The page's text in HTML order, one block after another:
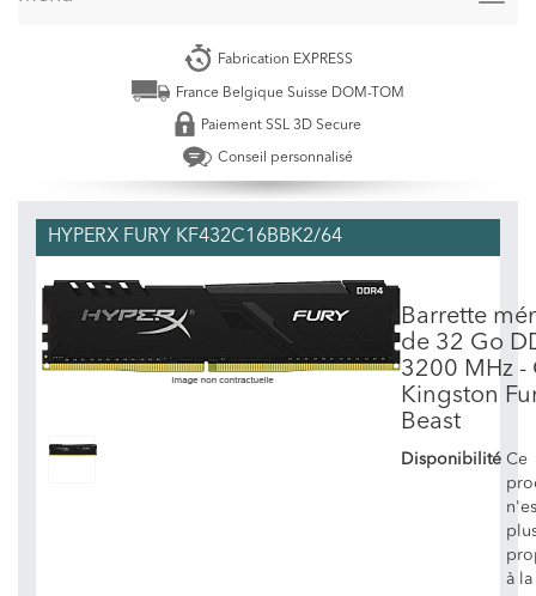
Fabrication EXPRESS
France Belgique Suisse DOM-TOM
Paiement SSL 3D Secure
Conseil personnalisé
HYPERX FURY KF432C16BBK2/64
Barrette
de 32 Go
3200 MHz -
Kingston
Beast
Disponibilité Ce
à la